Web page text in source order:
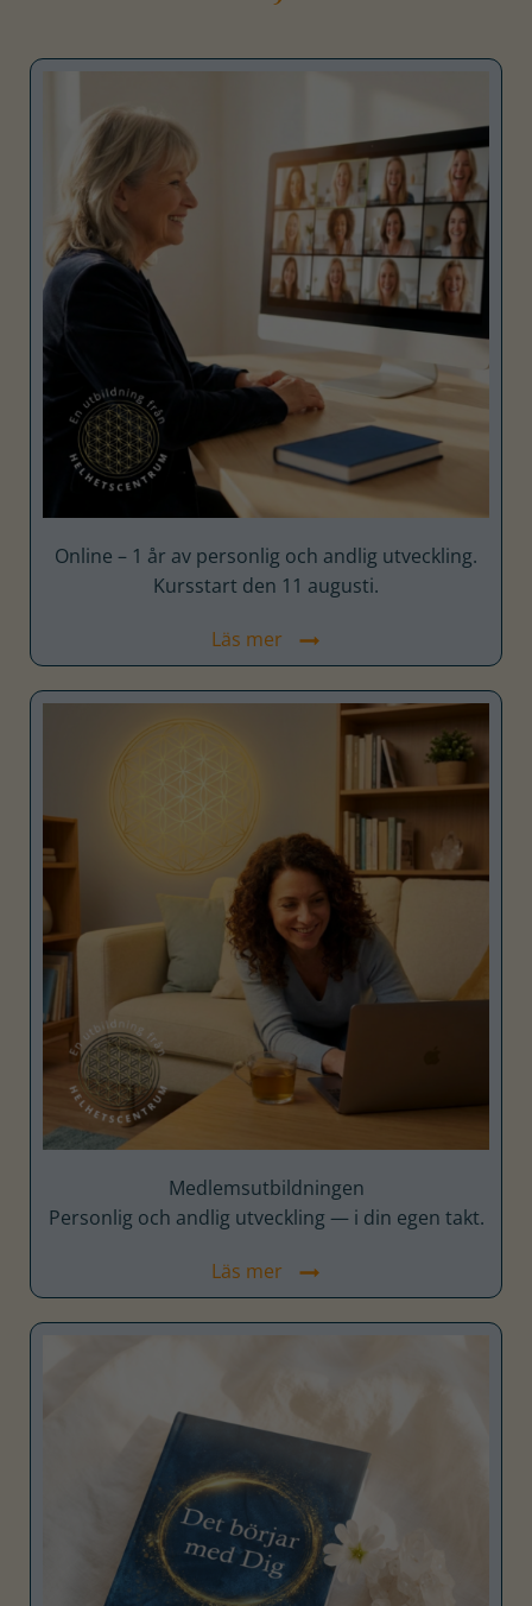
Online – 1 år av personlig och andlig utveckling.
Kursstart den 11 augusti.
Läs mer
Medlems­utbildningen
Personlig och andlig utveckling — i din egen takt.
Läs mer